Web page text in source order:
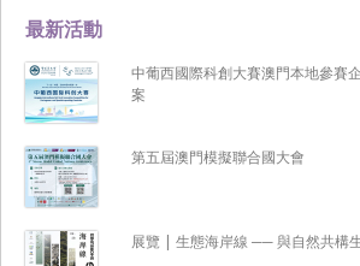
最新活動
中葡西國際科創大賽澳門本地參賽
案
第五屆澳門模擬聯合國大會
展覽 | 生態海岸線 ── 與自然共構